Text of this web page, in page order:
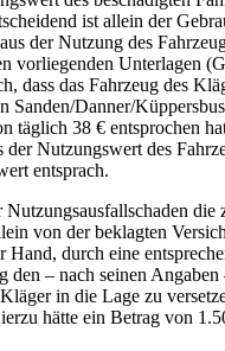
ist allein der
der Nutzung des
vorliegenden Unterlagen
dass das Fahrzeug des
Sanden/Danner/
täglich 38 € entsprochen
der Nutzungswert des
entsprach.
die
von der beklagten
Hand, durch eine
den – nach seinen
in die Lage zu
hätte ein Betrag von